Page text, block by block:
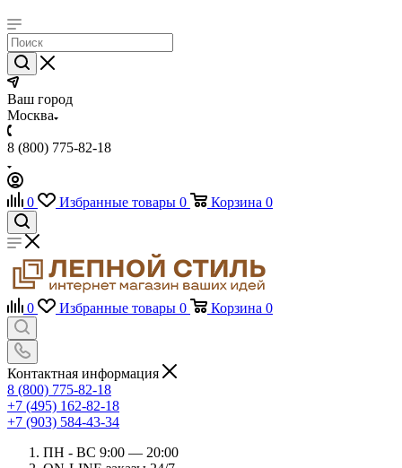
Ваш город
Москва
8 (800) 775-82-18
0 Избранные товары 0 Корзина 0
0 Избранные товары 0 Корзина 0
Контактная информация
8 (800) 775-82-18
+7 (495) 162-82-18
+7 (903) 584-43-34
ПН - ВС 9:00 — 20:00